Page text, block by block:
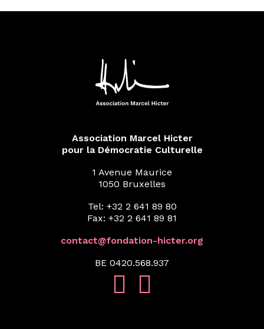
Association Marcel Hicter
pour la Démocratie Culturelle
1 Avenue Maurice
1050 Bruxelles
Tel: +32 2 641 89 80
Fax: +32 2 641 89 81
contact@fondation-hicter.org
BE 0420.568.937